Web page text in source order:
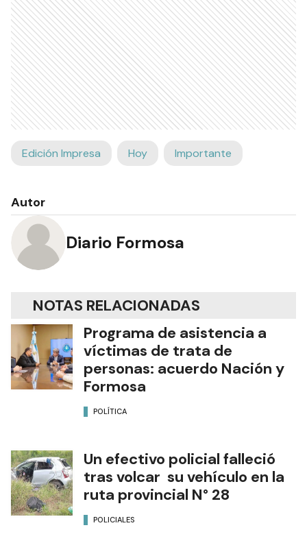
Edición Impresa Hoy Importante
Autor
Diario Formosa
NOTAS RELACIONADAS
Programa de asistencia a
víctimas de trata de
personas: acuerdo Nación y
Formosa
POLÍTICA
Un efectivo policial falleció
tras volcar su vehículo en la
ruta provincial N° 28
POLICIALES